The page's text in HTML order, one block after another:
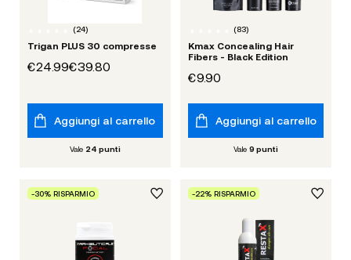
(24)
Trigan PLUS 30 compresse
€24.99€39.80
Aggiungi al carrello
Vale 24 punti
(83)
Kmax Concealing Hair
Fibers - Black Edition
€9.90
Aggiungi al carrello
Vale 9 punti
-30% RISPARMIO -22% RISPARMIO